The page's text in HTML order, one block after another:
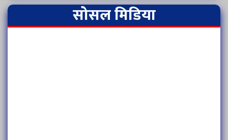
सोसल मिडिया